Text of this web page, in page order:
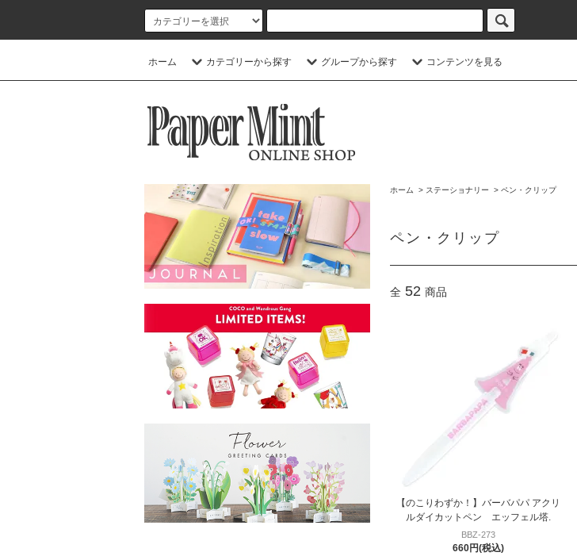
ホーム カテゴリーから探す グループから探す コンテンツを見る
ホーム > ステーショナリー > ペン・クリップ
ペン・クリップ
全 52 商品
【のこりわずか！】バーバパパ アクリ
ルダイカットペン エッフェル塔.
BBZ-273
660円(税込)